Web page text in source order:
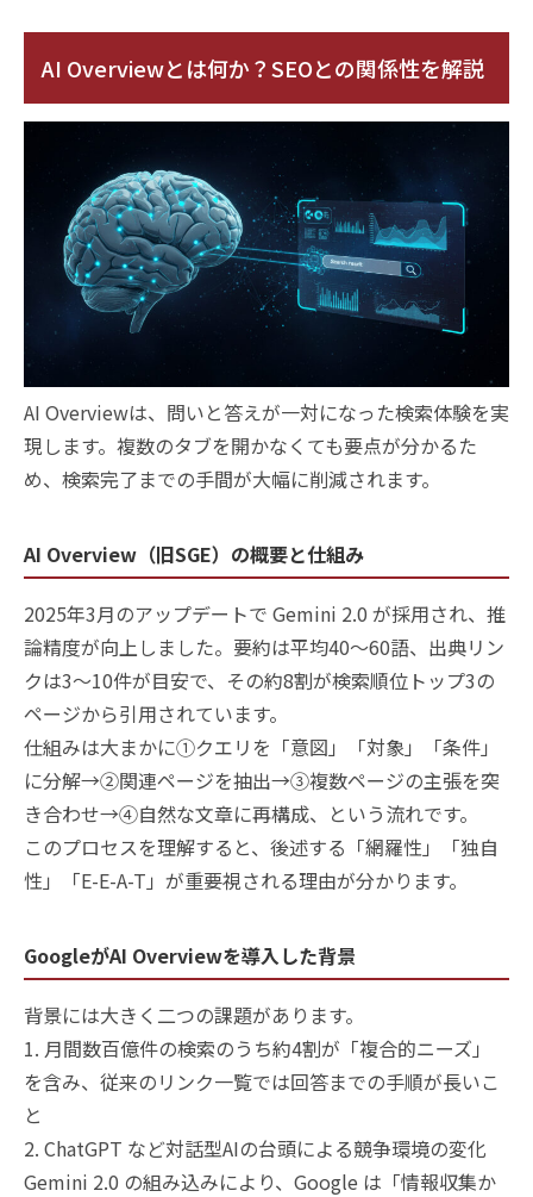
AI Overviewとは何か？SEOとの関係性を解説
AI Overviewは、問いと答えが一対になった検索体験を実
現します。複数のタブを開かなくても要点が分かるた
め、検索完了までの手間が大幅に削減されます。
AI Overview（旧SGE）の概要と仕組み
2025年3月のアップデートで Gemini 2.0 が採用され、推
論精度が向上しました。要約は平均40〜60語、出典リン
クは3〜10件が目安で、その約8割が検索順位トップ3の
ページから引用されています。
仕組みは大まかに①クエリを「意図」「対象」「条件」
に分解→②関連ページを抽出→③複数ページの主張を突
き合わせ→④自然な文章に再構成、という流れです。
このプロセスを理解すると、後述する「網羅性」「独自
性」「E-E-A-T」が重要視される理由が分かります。
GoogleがAI Overviewを導入した背景
背景には大きく二つの課題があります。
1. 月間数百億件の検索のうち約4割が「複合的ニーズ」
を含み、従来のリンク一覧では回答までの手順が長いこ
と
2. ChatGPT など対話型AIの台頭による競争環境の変化
Gemini 2.0 の組み込みにより、Google は「情報収集か